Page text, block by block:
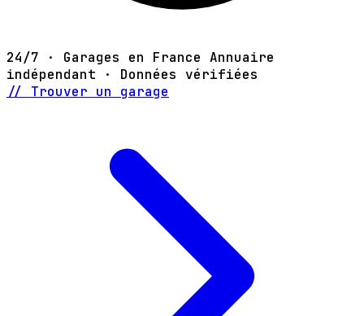
24/7 · Garages en France Annuaire
indépendant · Données vérifiées
// Trouver un garage